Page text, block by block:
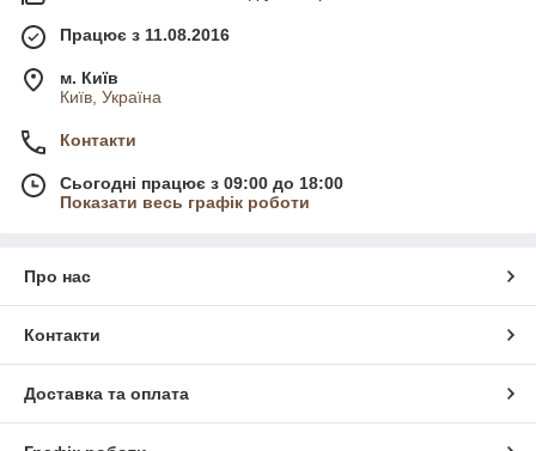
Працює з 11.08.2016
м. Київ
Київ, Україна
Контакти
Сьогодні працює з 09:00 до 18:00
Показати весь графік роботи
Про нас
Контакти
Доставка та оплата